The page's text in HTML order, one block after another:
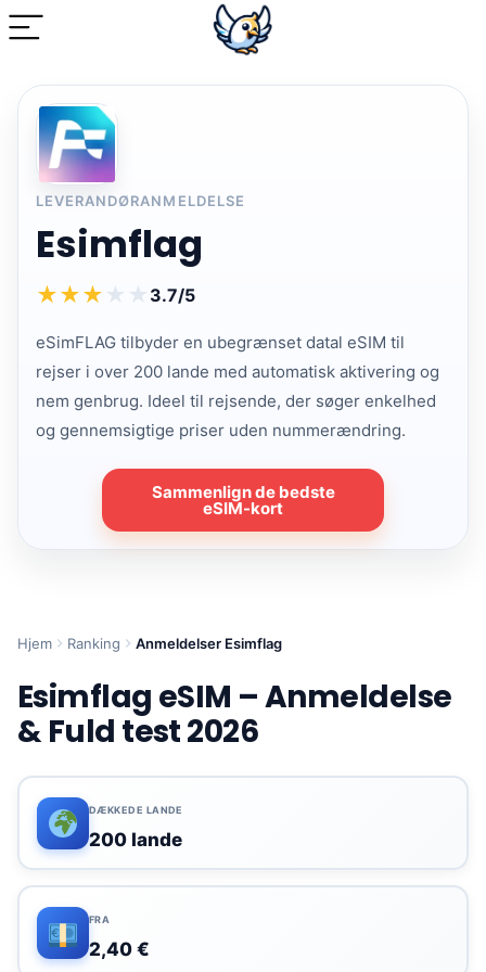
LEVERANDØRANMELDELSE
Esimflag
★★★ ★ ★ 3.7/5
eSimFLAG tilbyder en ubegrænset datal eSIM til
rejser i over 200 lande med automatisk aktivering og
nem genbrug. Ideel til rejsende, der søger enkelhed
og gennemsigtige priser uden nummerændring.
Sammenlign de bedste
eSIM-kort
Hjem Ranking Anmeldelser Esimflag
Esimflag eSIM – Anmeldelse
& Fuld test 2026
DÆKKEDE LANDE
200 lande
FRA
2,40 €